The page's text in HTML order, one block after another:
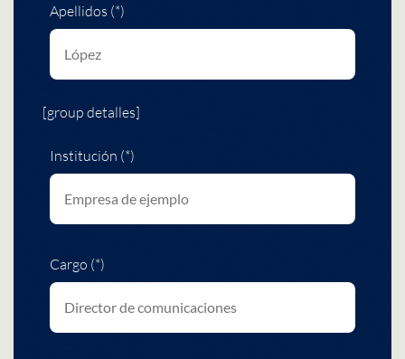
Apellidos (*)
[group detalles]
Institución (*)
Cargo (*)